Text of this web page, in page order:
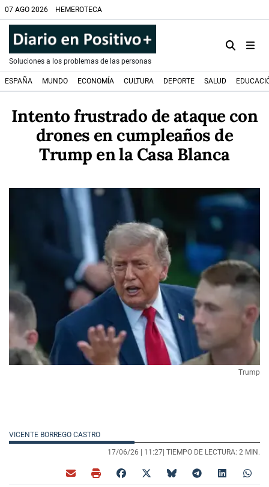
07 AGO 2026 HEMEROTECA
Soluciones a los problemas de las personas
ESPAÑA MUNDO ECONOMÍA CULTURA DEPORTE SALUD
Intento frustrado de ataque con
drones en cumpleaños de
Trump en la Casa Blanca
Trump
VICENTE BORREGO CASTRO
17/06/26 | 11:27| TIEMPO DE LECTURA: 2 MIN.